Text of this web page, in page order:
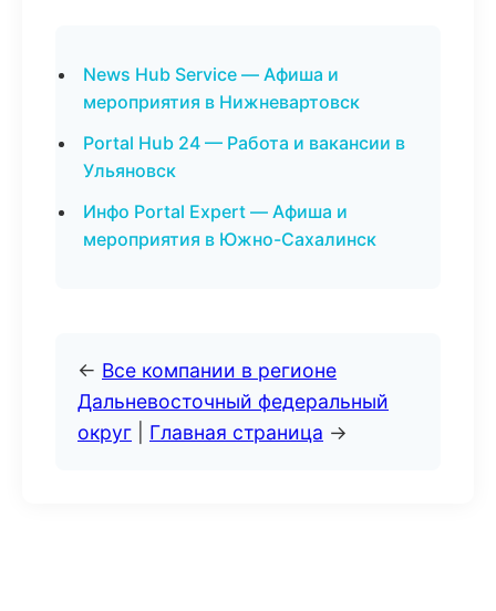
News Hub Service — Афиша и
мероприятия в Нижневартовск
Portal Hub 24 — Работа и вакансии в
Ульяновск
Инфо Portal Expert — Афиша и
мероприятия в Южно-Сахалинск
← Все компании в регионе
Дальневосточный федеральный
округ
Главная страница →